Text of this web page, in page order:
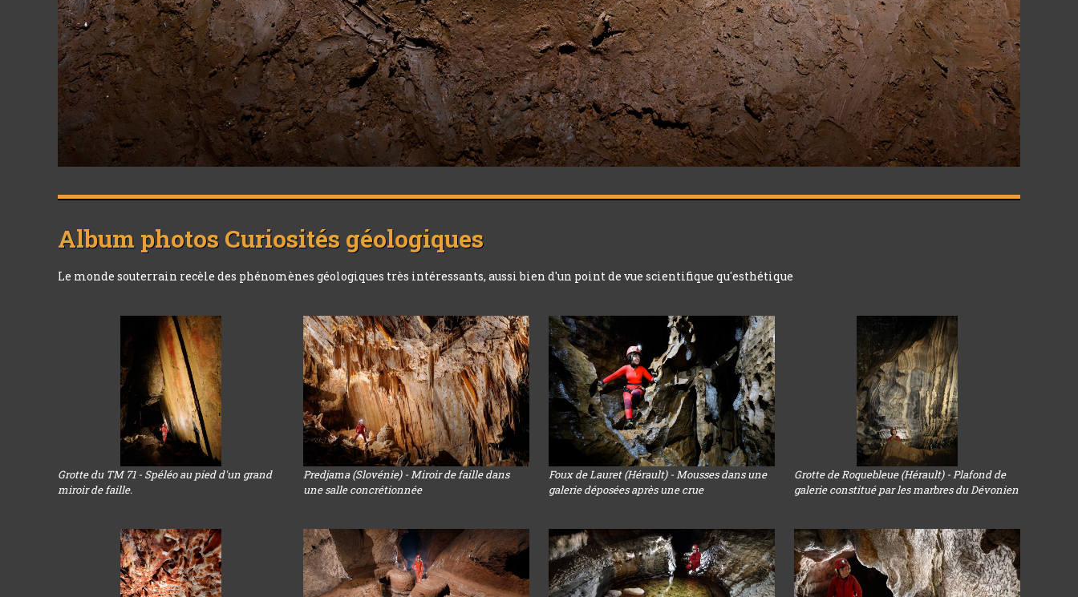
Album photos Curiosités géologiques
Le monde souterrain recèle des phénomènes géologiques très intéressants, aussi bien d'un point de vue scientifique qu'esthétique
Grotte du TM 71 - Spéléo au pied d'un grand
miroir de faille.
Predjama (Slovénie) - Miroir de faille dans
une salle concrétionnée
Foux de Lauret (Hérault) - Mousses dans une
galerie déposées après une crue
Grotte de Roquebleue (Hérault) - Plafond de
galerie constitué par les marbres du Dévonien